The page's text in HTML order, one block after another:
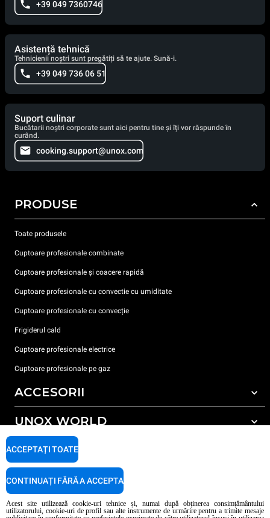
+39 049 7360746
Asistență tehnică
Tehnicienii noștri sunt pregătiți să te ajute. Sună-i.
+39 049 736 06 51
Suport culinar
Bucătarii noștri corporate sunt aici pentru tine și îți vor răspunde în
curând.
cooking.support@unox.com
PRODUSE
Toate produsele
Cuptoare profesionale combinate
Cuptoare profesionale și coacere rapidă
Cuptoare profesionale cu convectie cu umiditate
Cuptoare profesionale cu convecție
Frigiderul cald
Cuptoare profesionale electrice
Cuptoare profesionale pe gaz
ACCESORII
Toate accesoriile
Detergent pentru spălarea automată
Detergent pentru spălarea manuală
Tratarea apei cu filtru de rășină
Tratarea apei prin osmoză inversă
UNOX WORLD
Sediile noastre în lume
SUPORT
Garanția Unox
Localizator dealer
Acest site utilizează cookie-uri tehnice și, numai după obținerea consimțământului
utilizatorului, cookie-uri de profil sau alte instrumente de urmărire pentru a trimite mesaje
ACCEPTAȚI TOATE
CONTINUAȚI FĂRĂ A ACCEPTA